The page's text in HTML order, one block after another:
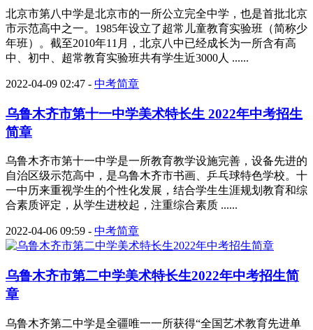
北京市第八中学是北京市的一所公立完全中学，也是首批北京
市示范高中之一。1985年设立了超常儿童教育实验班（简称少
年班）。截至2010年11月，北京八中已经成长为一所含有高
中、初中、超常教育实验班共有学生近3000人 ......
2022-04-09 02:47 - 中考简章
乌鲁木齐市第十一中学美术特长生 2022年中考招生
简章
乌鲁木齐市第十一中学是一所教育教学设施完善，设备先进的
自治区级示范高中，是乌鲁木齐市书画、乒乓球特色学校。十
一中历来重视学生的个性化发展，结合学生生涯规划教育和综
合素质评定，从学生进校起，注重综合素质 ......
2022-04-06 09:59 - 中考简章
乌鲁木齐市第二中学美术特长生2022年中考招生简
章
乌鲁木齐第二中学是全疆唯一一所获得“全国艺术教育先进单